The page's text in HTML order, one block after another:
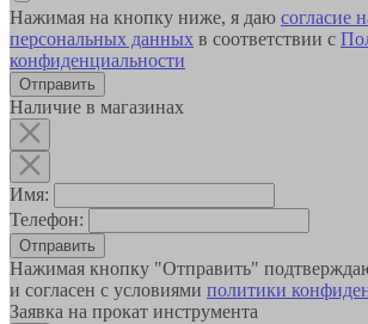
Нажимая на кнопку ниже, я даю согласие
персональных данных в соответствии с
конфиденциальности
Наличие в магазинах
Имя:
Телефон:
Отправить
Нажимая кнопку "Отправить"
и согласен с условиями политики
Заявка на прокат инструмента